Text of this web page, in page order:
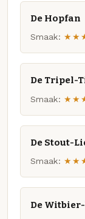
De Hopfan
Smaak:
De Tripel-
Smaak:
De Stout-
Smaak:
De